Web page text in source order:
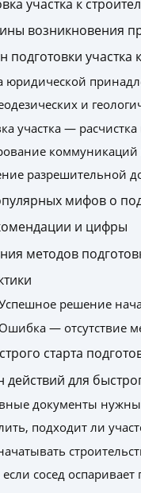
участка к
возникновения
участка
юридической
и
участка —
коммуникаций
разрешительной
мифов о
и цифры
методов
решение
— отсутствие
старта
для
документы нужны
подходит ли
сосед